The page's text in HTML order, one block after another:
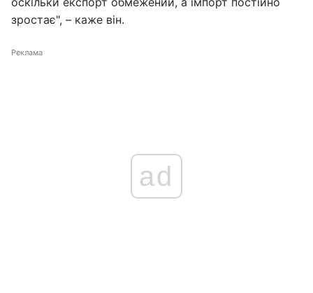
зростає", – каже він.
Реклама
ad